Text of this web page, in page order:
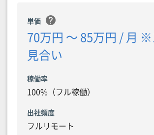
単価 help
70万円 〜 85万円 / 月
見合い
稼働率
100%（フル稼働）
出社頻度
フルリモート